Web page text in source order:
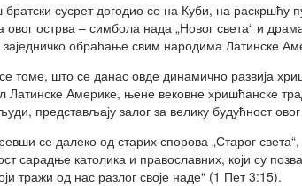
сусрет догодио се на Куби, на раскршћу
овог острва – симбола нада „Новог света“ и
заједничко обраћање свим народима Латинске
томе, што се данас овде динамично развија
Латинске Америке, њене вековне хришћанске
представљају залог за велику будућност
се далеко од старих спорова „Старог
сарадње католика и православних, који су
тражи од нас разлог своје наде“ (1 Пет 3:15).